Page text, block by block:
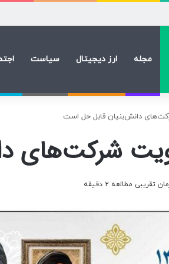
شجاعی پای صورت‌های مالی ۹ماه پس از استعفا
مجله ارز دیجیتال سیاست
دانش‌بنیان قابل حل است
تقریبی مطالعه ۲ دقیقه